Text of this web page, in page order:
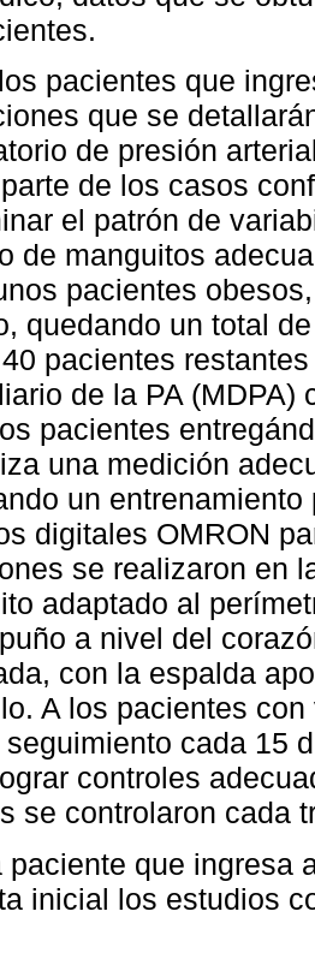
pacientes que
que se
de presión
de los casos
el patrón de
de manguitos
pacientes
quedando un total
pacientes
de la PA
pacientes
una medición
un
digitales OMRON
se realizaron en
adaptado al
a nivel del
con la espalda
A los pacientes
seguimiento cada 15
controles
se controlaron cada
paciente que ingresa
inicial los estudios